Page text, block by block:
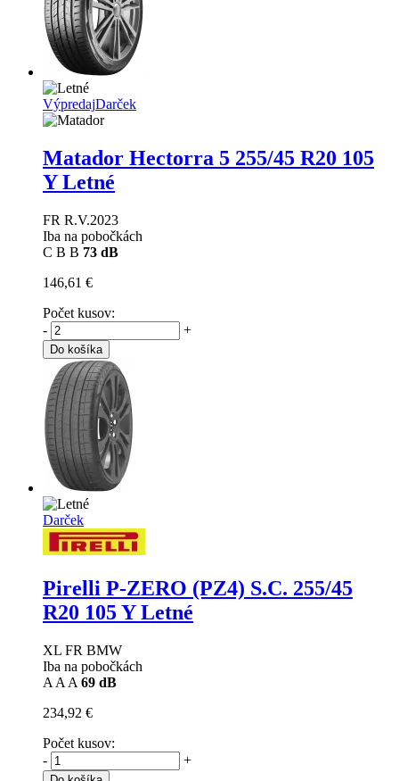
VýpredajDarček
Matador Hectorra 5 255/45 R20 105
Y Letné
FR R.V.2023
Iba na pobočkách
C B B 73 dB
146,61 €
Počet kusov:
-
+
Do košíka
Darček
Pirelli P-ZERO (PZ4) S.C. 255/45
R20 105 Y Letné
XL FR BMW
Iba na pobočkách
A A A 69 dB
234,92 €
Počet kusov:
-
+